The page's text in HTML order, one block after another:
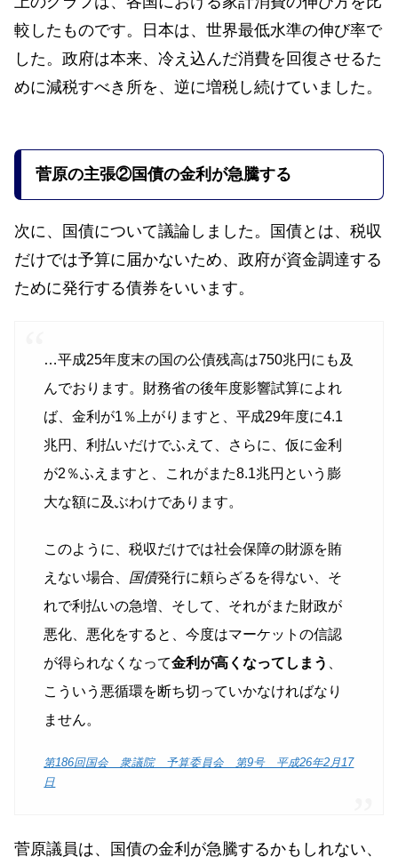
較したものです。日本は、世界最低水準の伸び率で
した。政府は本来、冷え込んだ消費を回復させるた
めに減税すべき所を、逆に増税し続けていました。
菅原の主張②国債の金利が急騰する
次に、国債について議論しました。国債とは、税収
だけでは予算に届かないため、政府が資金調達する
ために発行する債券をいいます。
…平成25年度末の国の公債残高は750兆円にも及
んでおります。財務省の後年度影響試算によれ
ば、金利が1％上がりますと、平成29年度に4.1
兆円、利払いだけでふえて、さらに、仮に金利
が2％ふえますと、これがまた8.1兆円という膨
大な額に及ぶわけであります。
このように、税収だけでは社会保障の財源を賄
えない場合、 国債発行に頼らざるを得ない、そ
れで利払いの急増、そして、それがまた財政が
悪化、悪化をすると、今度はマーケットの信認
が得られなくなって金利が高くなってしまう
こういう悪循環を断ち切っていかなければなり
ません。
第186回国会 衆議院 予算委員会 第9号 平成26年2月17
日
菅原議員は、国債の金利が急騰するかもしれない、